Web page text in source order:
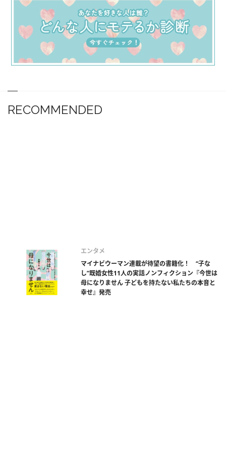
RECOMMENDED
エンタメ
マイナビウーマン連載が待望の書籍化！ “子な
し”既婚女性11人の実話ノンフィクション『今世は
母になりません 子どもを持たない私たちの本音と
幸せ』発売